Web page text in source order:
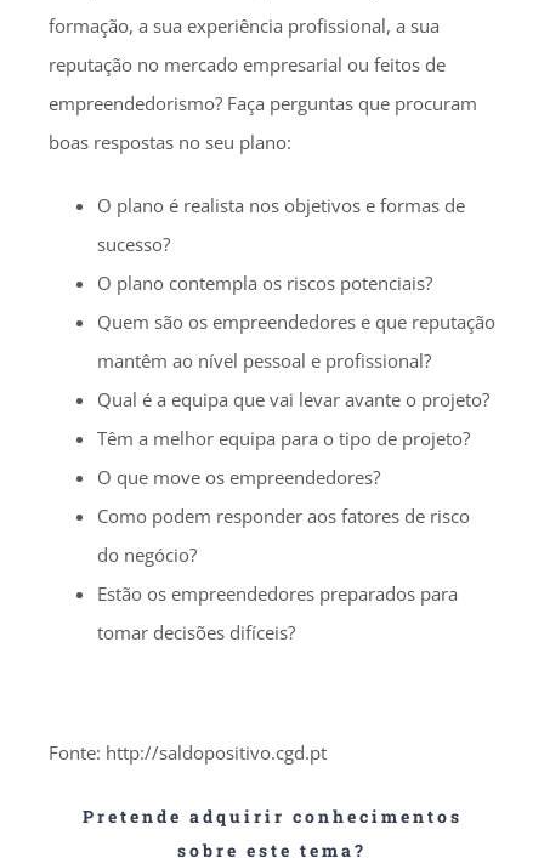
formação, a sua experiência profissional, a sua
reputação no mercado empresarial ou feitos de
empreendedorismo? Faça perguntas que procuram
boas respostas no seu plano:
O plano é realista nos objetivos e formas de
sucesso?
O plano contempla os riscos potenciais?
Quem são os empreendedores e que reputação
mantêm ao nível pessoal e profissional?
Qual é a equipa que vai levar avante o projeto?
Têm a melhor equipa para o tipo de projeto?
O que move os empreendedores?
Como podem responder aos fatores de risco
do negócio?
Estão os empreendedores preparados para
tomar decisões difíceis?
Fonte: http://saldopositivo.cgd.pt
Pretende adquirir conhecimentos
sobre este tema?